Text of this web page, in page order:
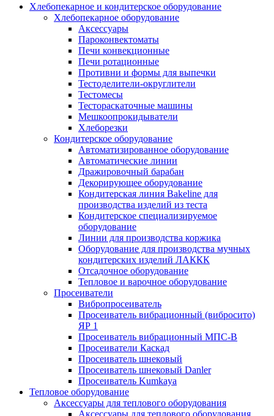
Хлебопекарное и кондитерское оборудование
Хлебопекарное оборудование
Аксессуары
Пароконвектоматы
Печи конвекционные
Печи ротационные
Противни и формы для выпечки
Тестоделители-округлители
Тестомесы
Тестораскаточные машины
Мешкоопрокидыватели
Хлеборезки
Кондитерское оборудование
Автоматизированное оборудование
Автоматические линии
Дражировочный барабан
Декорирующее оборудование
Кондитерская линия Bakeline для
производства изделий из теста
Кондитерское специализируемое
оборудование
Линии для производства коржика
Оборудование для производства мучных
кондитерских изделий ЛАККК
Отсадочное оборудование
Тепловое и варочное оборудование
Просеиватели
Вибропросеиватель
Просеиватель вибрационный (вибросито)
ЯР 1
Просеиватель вибрационный МПС-В
Просеиватели Каскад
Просеиватель шнековый
Просеиватель шнековый Danler
Просеиватель Kumkaya
Тепловое оборудование
Аксессуары для теплового оборудования
Аксессуары для теплового оборудования